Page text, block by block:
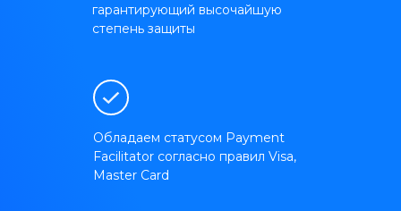
гарантирующий высочайшую
степень защиты
Обладаем статусом Payment
Facilitator согласно правил Visa,
Master Card